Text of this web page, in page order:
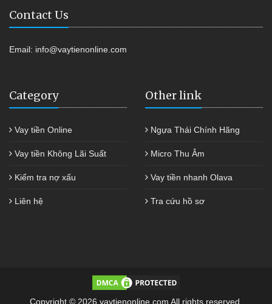
Contact Us
Email: info@vaytienonline.com
Category
Vay tiền Online
Vay tiền Không Lãi Suất
Kiểm tra nợ xấu
Liên hệ
Other link
Ngựa Thái Chính Hãng
Micro Thu Âm
Vay tiền nhanh Olava
Tra cứu hồ sơ
Copyright © 2026 vaytienonline.com All rights reserved.